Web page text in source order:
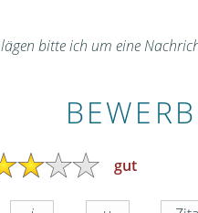
bitte ich um eine
gut